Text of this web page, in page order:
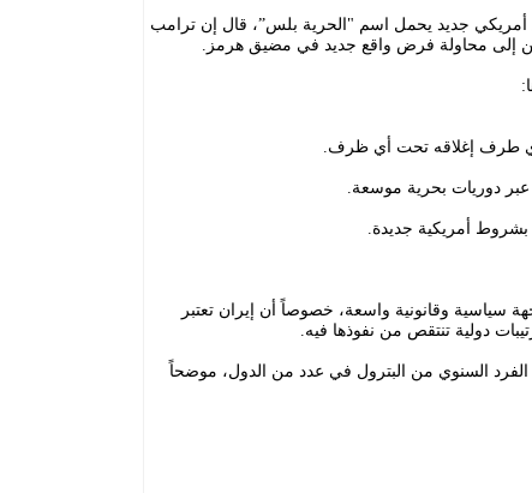
جديد يحمل اسم "الحرية بلس”، قال إن ترامب
إلى محاولة فرض واقع جديد في مضيق هرمز.
طرف إغلاقه تحت أي ظرف.
عبر دوريات بحرية موسعة.
بشروط أمريكية جديدة.
سياسية وقانونية واسعة، خصوصاً أن إيران تعتبر
دولية تنتقص من نفوذها فيه.
السنوي من البترول في عدد من الدول، موضحاً